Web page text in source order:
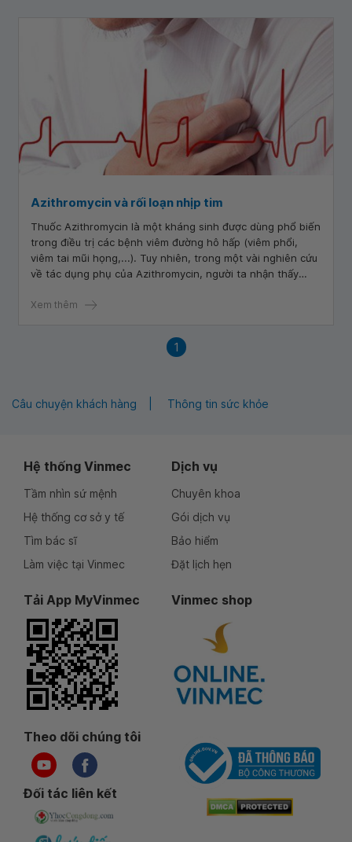
Azithromycin và rối loạn nhịp tim
Thuốc Azithromycin là một kháng sinh được dùng phổ biến
trong điều trị các bệnh viêm đường hô hấp (viêm phổi,
viêm tai mũi họng,...). Tuy nhiên, trong một vài nghiên cứu
về tác dụng phụ của Azithromycin, người ta nhận thấy
loạn nhịp tim khi sử dụng Azithromycin.
Xem thêm
1
Câu chuyện khách hàng Thông tin sức khỏe
Hệ thống Vinmec
Tầm nhìn sứ mệnh
Hệ thống cơ sở y tế
Tìm bác sĩ
Làm việc tại Vinmec
Dịch vụ
Chuyên khoa
Gói dịch vụ
Bảo hiểm
Đặt lịch hẹn
Tải App MyVinmec Vinmec shop
Theo dõi chúng tôi
Đối tác liên kết